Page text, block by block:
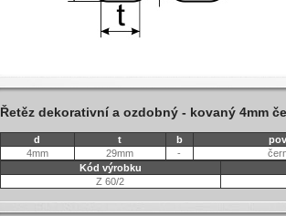
Řetěz dekorativní a ozdobný - kovaný 4mm
d t b
4mm
29mm -
Kód výrobku
Z 60/2